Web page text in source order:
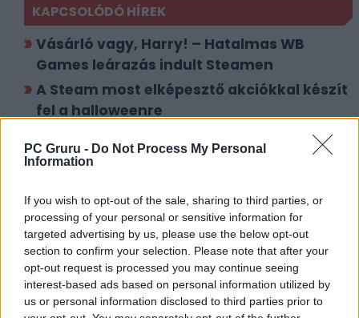
PC Gruru - Do Not Process My Personal
Information
If you wish to opt-out of the sale, sharing to third parties, or
processing of your personal or sensitive information for
targeted advertising by us, please use the below opt-out
section to confirm your selection. Please note that after your
opt-out request is processed you may continue seeing
interest-based ads based on personal information utilized by
us or personal information disclosed to third parties prior to
KAPCSOLÓDÓ HÍREK
Vásárló vagy, Harry! – Hatalmas WB
Games leárazás indult Steamen
A Steam most elképesztő akciókkal készít
fel a halloweenre
LEGFRISSEBB VIDEÓNK